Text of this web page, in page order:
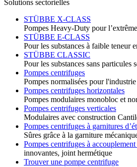
Solutions sectorielles
STÜBBE X-CLASS
Pompes Heavy-Duty pour l’extrême
STÜBBE E-CLASS
Pour les substances à faible teneur
STÜBBE CLASSIC
Pour les substances sans particules
Pompes centrifuges
Pompes normalisées pour
Pompes centrifuges horizontales
Pompes modulaires monobloc et
Pompes centrifuges verticales
Modulaires avec construction
Pompes centrifuges à garnitures
Sûres grâce à la garniture
Pompes centrifuges à
innovantes, joint hermétique
Trouver une pompe centrifuge